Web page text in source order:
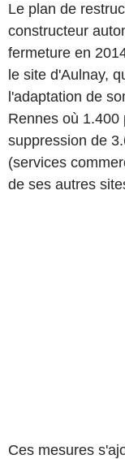
Le plan de
constructeur
fermeture en
le site d'Aulnay,
l'adaptation de
Rennes où
suppression de
(services
de ses autres
Ces mesures